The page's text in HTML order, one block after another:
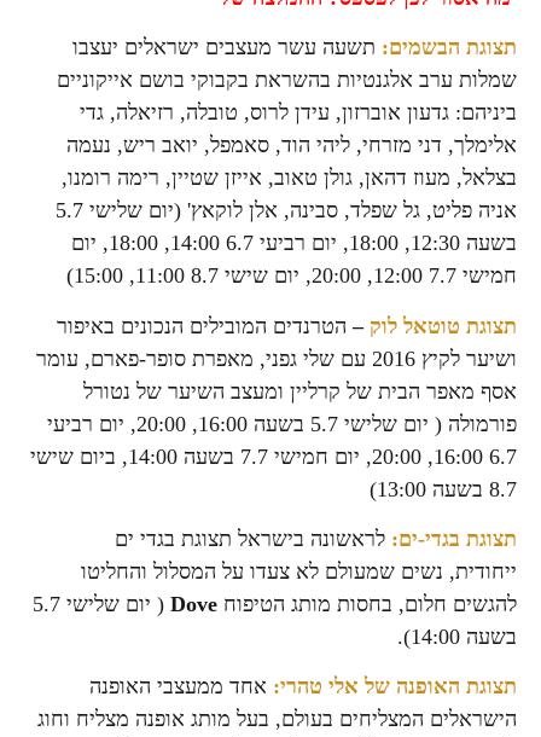
תצוגת הבשמים: תשעה עשר מעצבים ישראלים יעצבו
שמלות ערב אלגנטיות בהשראת בקבוקי בושם אייקוניים
ביניהם: גדעון אוברזון, עידן לרוס, טובלה, רזיאלה, גדי
אלימלך, דני מזרחי, ליהי הוד, סאמפל, יואב ריש, נעמה
בצלאל, מעוז דהאן, גולן טאוב, אייזן שטיין, רימה רומנו,
אניה פליט, גל שפלד, סבינה, אלן לוקאץ' (יום שלישי 5.7
בשעה 12:30, 18:00, יום רביעי 6.7 14:00, 18:00, יום
חמישי 7.7 12:00, 20:00, יום שישי 8.7 11:00, 15:00)
תצוגת טוטאל לוק– הטרנדים המובילים הנכונים באיפור
ושיער לקיץ 2016 עם שלי גפני, מאפרת סופר-פארם, עומר
אסף מאפר הבית של קרליין ומעצב השיער של נטורל
פורמולה ( יום שלישי 5.7 בשעה 16:00, 20:00, יום רביעי
6.7 16:00, 20:00, יום חמישי 7.7 בשעה 14:00, ביום שישי
8.7 בשעה 13:00)
תצוגת בגדי-ים:לראשונה בישראל תצוגת בגדי ים
ייחודית, נשים שמעולם לא צעדו על המסלול והחליטו
להגשים חלום, בחסות מותג הטיפוחDove
( יום שלישי 5.7
בשעה 14:00).
תצוגת האופנה של אלי טהרי:אחד ממעצבי האופנה
הישראלים המצליחים בעולם, בעל מותג אופנה מצליח וחוג